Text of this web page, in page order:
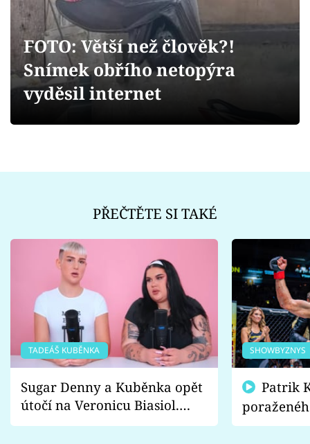
Videa
Sledujte prima+
FOTO: Větší než člověk?!
Snímek obřího netopýra
vyděsil internet
PŘEČTĚTE SI TAKÉ
TADEÁŠ KUBĚNKA
Sugar Denny a Kuběnka opět
útočí na Veronicu Biasiol.
Proč je podle nich falešná a
SHOWBYZNYS
fanoušci